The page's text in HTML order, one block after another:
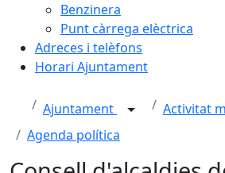
Benzinera
Punt càrrega elèctrica
Adreces i telèfons
Horari Ajuntament
Ajuntament
Activitat
Agenda política